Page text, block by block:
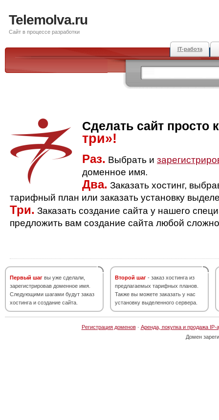
Telemolva.ru
Сайт в процессе разработки
IT-работа
Сделать сайт просто
три»!
Раз. Выбрать и
доменное имя.
Два. Заказать хостинг,
тарифный план или заказать установку
Три. Заказать создание сайта у нашего
предложить вам создание сайта любой
Первый шаг вы уже сделали,
зарегистрировав доменное имя.
Следующими шагами будут заказ
хостинга и создание сайта.
Второй шаг - заказ хостинга из
предлагаемых тарифных планов.
Также вы можете заказать у нас
установку выделенного сервера.
Регистрация доменов· Аренда, покупка и продажа IP-
Домен